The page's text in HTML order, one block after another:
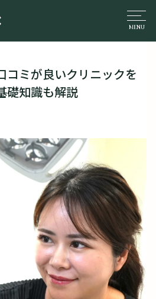
コミが良いクリニックを
礎知識も解説